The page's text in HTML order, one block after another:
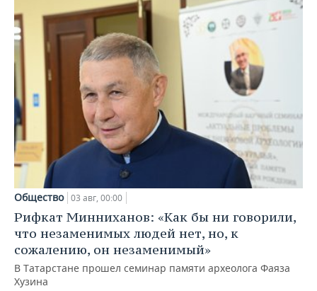
Общество 03 авг, 00:00
Рифкат Минниханов: «Как бы ни говорили,
что незаменимых людей нет, но, к
сожалению, он незаменимый»
В Татарстане прошел семинар памяти археолога Фаяза
Хузина